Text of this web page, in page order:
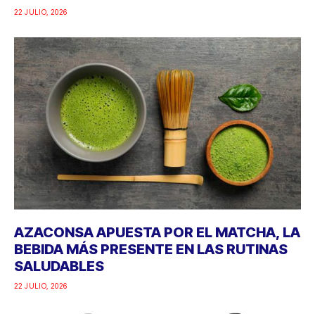
22 JULIO, 2026
AZACONSA APUESTA POR EL MATCHA, LA
BEBIDA MÁS PRESENTE EN LAS RUTINAS
SALUDABLES
22 JULIO, 2026